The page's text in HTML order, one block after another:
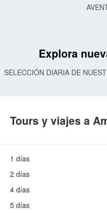
Explora
SELECCIÓN DIARIA DE
Tours y viajes a
1 días
2 días
4 días
5 días